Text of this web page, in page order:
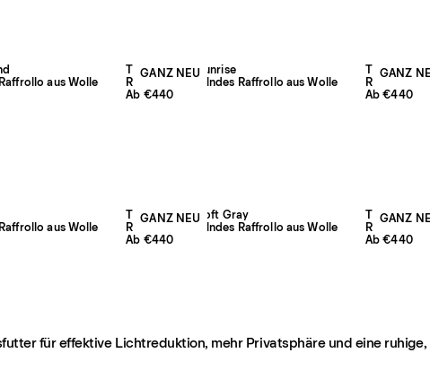
aus Wolle
GANZ NEU
The Grand – Sunrise
Raumverdunkelndes Raffrollo aus Wolle
Ab €440
GANZ
The Grand
Ab €440
aus Wolle
GANZ NEU
The Grand – Soft Gray
Raumverdunkelndes Raffrollo aus Wolle
Ab €440
GANZ
The Grand
Ab €440
für effektive Lichtreduktion, mehr Privatsphäre und eine